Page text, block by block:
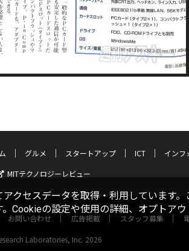
グルメ スタートアップ ICT
インフ
MITテクノロジーレビュー
お問い合わせ 広告掲載 スタッフ募集
Laboratories, Inc. 2026
クセスデータを取得・利用しています。
Cookieの設定や使用の詳細、オプトアウ